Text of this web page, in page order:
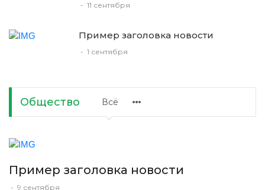
- 11 сентября
Пример заголовка новости
- 1 сентября
Общество Всё
Пример заголовка новости
- 9 сентября